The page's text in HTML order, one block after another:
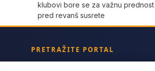
klubovi bore se za važnu prednost
pred revanš susrete
PRETRAŽITE PORTAL